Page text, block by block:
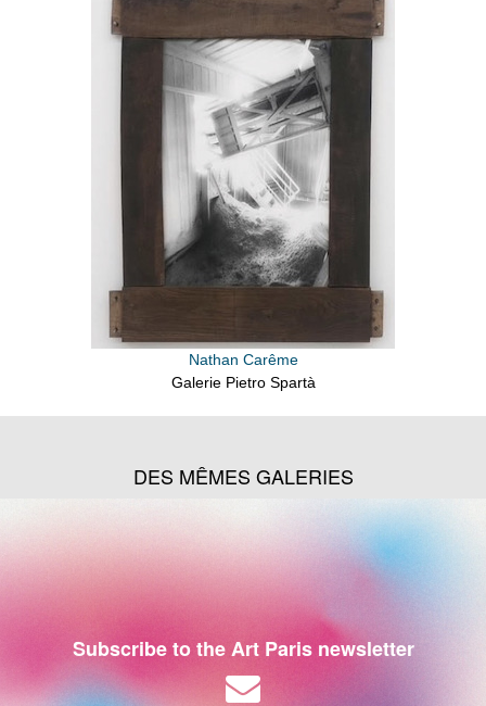
Nathan Carême
Galerie Pietro Spartà
DES MÊMES GALERIES
Subscribe to the Art Paris newsletter